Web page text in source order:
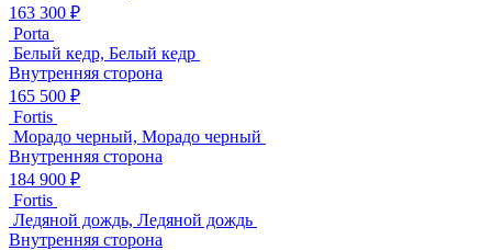
163 300 ₽
Porta
Белый кедр, Белый кедр
Внутренняя сторона
165 500 ₽
Fortis
Морадо черный, Морадо черный
Внутренняя сторона
184 900 ₽
Fortis
Ледяной дождь, Ледяной дождь
Внутренняя сторона